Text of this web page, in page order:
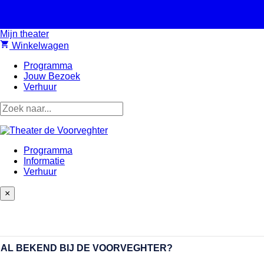
Mijn theater
shopping_cart Winkelwagen
Programma
Jouw Bezoek
Verhuur
Programma
Informatie
Verhuur
×
AL BEKEND BIJ DE VOORVEGHTER?